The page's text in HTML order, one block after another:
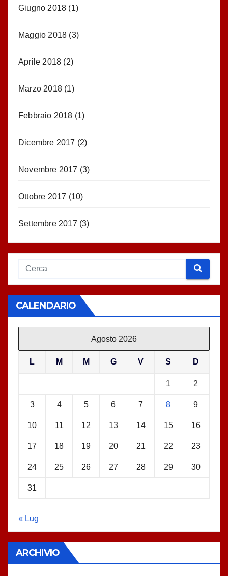
Giugno 2018 (1)
Maggio 2018 (3)
Aprile 2018 (2)
Marzo 2018 (1)
Febbraio 2018 (1)
Dicembre 2017 (2)
Novembre 2017 (3)
Ottobre 2017 (10)
Settembre 2017 (3)
CALENDARIO
Agosto 2026
L M M G V S D
1 2
3 4 5 6 7 8 9
10 11 12 13 14 15 16
17 18 19 20 21 22 23
24 25 26 27 28 29 30
31
« Lug
ARCHIVIO